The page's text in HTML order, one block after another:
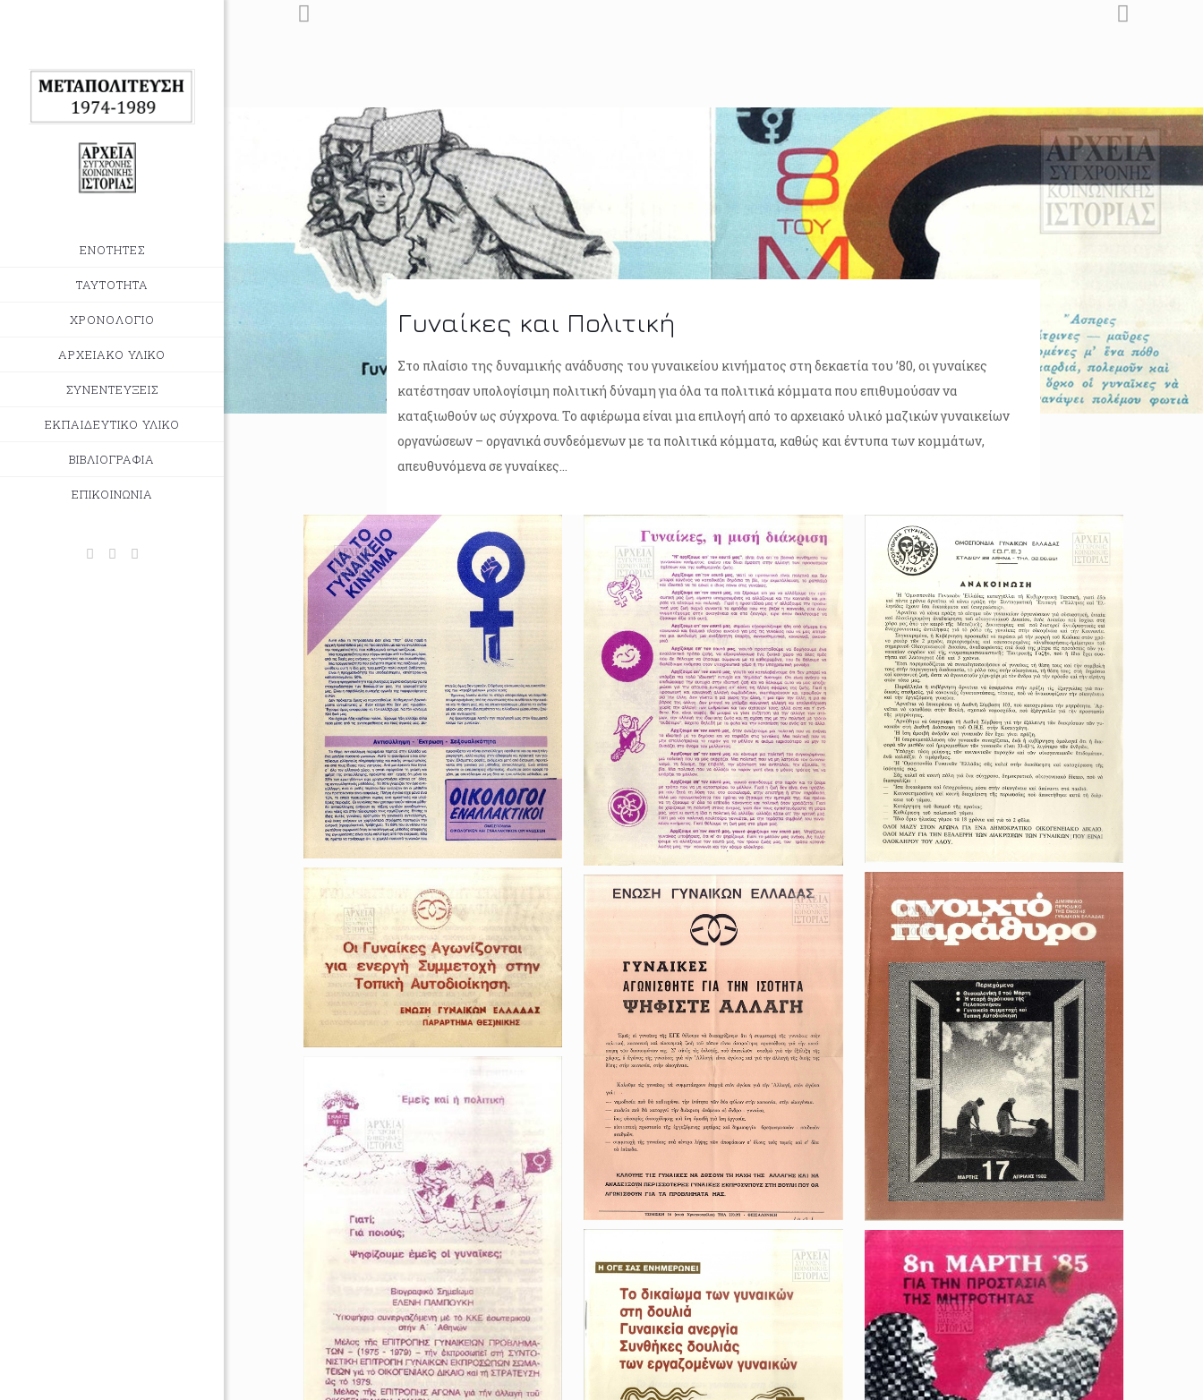
ΕΝΟΤΗΤΕΣ
ΤΑΥΤΟΤΗΤΑ
ΧΡΟΝΟΛΟΓΙΟ
ΑΡΧΕΙΑΚΟ ΥΛΙΚΟ
ΣΥΝΕΝΤΕΥΞΕΙΣ
ΕΚΠΑΙΔΕΥΤΙΚΟ ΥΛΙΚΟ
ΒΙΒΛΙΟΓΡΑΦΙΑ
ΕΠΙΚΟΙΝΩΝΙΑ
Γυναίκες και Πολιτική
Στο πλαίσιο της δυναμικής ανάδυσης του γυναικείου κινήματος στη δεκαετία του ’80, οι γυναίκες
κατέστησαν υπολογίσιμη πολιτική δύναμη για όλα τα πολιτικά κόμματα που επιθυμούσαν να
καταξιωθούν ως σύγχρονα. Το αφιέρωμα είναι μια επιλογή από το αρχειακό υλικό μαζικών γυναικείων
οργανώσεων – οργανικά συνδεόμενων με τα πολιτικά κόμματα, καθώς και έντυπα των κομμάτων,
απευθυνόμενα σε γυναίκες...